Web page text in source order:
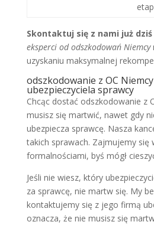
Skontaktuj się z nami już dziś
eksperci od odszkodowań Niemcy
uzyskaniu maksymalnej
odszkodowanie z OC
ubezpieczyciela sprawcy
Chcąc dostać odszkodowanie z
musisz się martwić, nawet gdy
ubezpiecza sprawcę. Nasza
takich sprawach. Zajmujemy się
formalnościami, byś mógł
Jeśli nie wiesz, który
za sprawcę, nie martw się. My
kontaktujemy się z jego firmą
oznacza, że nie musisz się